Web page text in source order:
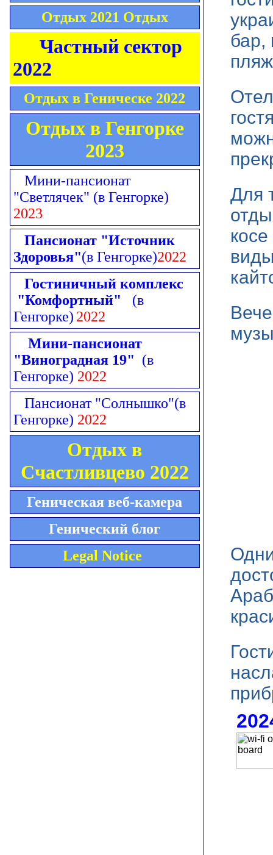
Отдых 2021 Отдых
Частный сектор
2022
Отдых в Геническе 2022
Отдых в Генгорке
2023
Мини-пансионат
"Светлячек" (в Генгорке)
2023
Пансионат "Источник
Здоровья"(в Генгорке)2022
Гостиничный комплекс
"Комфортный" (в
Генгорке) 2022
Мини-пансионат
"Виноградная 19" (в
Генгорке) 2022
Пансионат "Солнышко"(в
Генгорке) 2022
Отдых в
Счастливцево 2022
Геническая веб-камера
Генический блог
Legal Notice
бар,
Для